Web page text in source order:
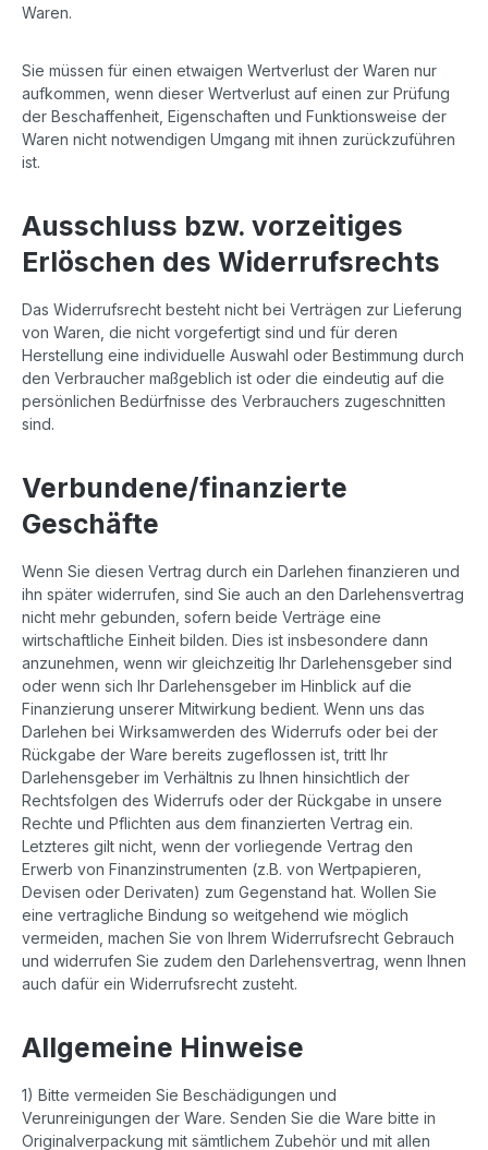
Waren.
Sie müssen für einen etwaigen Wertverlust der Waren nur
aufkommen, wenn dieser Wertverlust auf einen zur Prüfung
der Beschaffenheit, Eigenschaften und Funktionsweise der
Waren nicht notwendigen Umgang mit ihnen zurückzuführen
ist.
Ausschluss bzw. vorzeitiges
Erlöschen des Widerrufsrechts
Das Widerrufsrecht besteht nicht bei Verträgen zur Lieferung
von Waren, die nicht vorgefertigt sind und für deren
Herstellung eine individuelle Auswahl oder Bestimmung durch
den Verbraucher maßgeblich ist oder die eindeutig auf die
persönlichen Bedürfnisse des Verbrauchers zugeschnitten
sind.
Verbundene/finanzierte
Geschäfte
Wenn Sie diesen Vertrag durch ein Darlehen finanzieren und
ihn später widerrufen, sind Sie auch an den Darlehensvertrag
nicht mehr gebunden, sofern beide Verträge eine
wirtschaftliche Einheit bilden. Dies ist insbesondere dann
anzunehmen, wenn wir gleichzeitig Ihr Darlehensgeber sind
oder wenn sich Ihr Darlehensgeber im Hinblick auf die
Finanzierung unserer Mitwirkung bedient. Wenn uns das
Darlehen bei Wirksamwerden des Widerrufs oder bei der
Rückgabe der Ware bereits zugeflossen ist, tritt Ihr
Darlehensgeber im Verhältnis zu Ihnen hinsichtlich der
Rechtsfolgen des Widerrufs oder der Rückgabe in unsere
Rechte und Pflichten aus dem finanzierten Vertrag ein.
Letzteres gilt nicht, wenn der vorliegende Vertrag den
Erwerb von Finanzinstrumenten (z.B. von Wertpapieren,
Devisen oder Derivaten) zum Gegenstand hat. Wollen Sie
eine vertragliche Bindung so weitgehend wie möglich
vermeiden, machen Sie von Ihrem Widerrufsrecht Gebrauch
und widerrufen Sie zudem den Darlehensvertrag, wenn Ihnen
auch dafür ein Widerrufsrecht zusteht.
Allgemeine Hinweise
1) Bitte vermeiden Sie Beschädigungen und
Verunreinigungen der Ware. Senden Sie die Ware bitte in
Originalverpackung mit sämtlichem Zubehör und mit allen